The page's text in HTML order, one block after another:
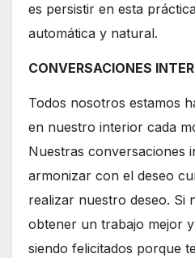
es persistir en esta
automática y natural.
CONVERSACIONES
Todos nosotros estamos
en nuestro interior cada
Nuestras conversaciones
armonizar con el deseo
realizar nuestro deseo. Si
obtener un trabajo mejor
siendo felicitados porque